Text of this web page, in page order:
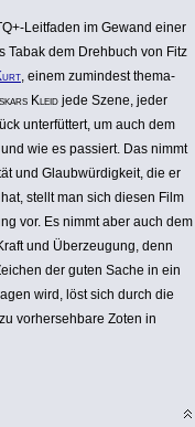
Leitfaden im Gewand einer
Tabak dem Drehbuch von Fitz
, einem zumindest thema­
Kleid jede Szene, jeder
unter­füt­tert, um auch dem
wie es passiert. Das nimmt
und Glaub­wür­dig­keit, die er
stellt man sich diesen Film
vor. Es nimmt aber auch dem
und Über­zeu­gung, denn
der guten Sache in ein
wird, löst sich durch die
vorher­seh­bare Zoten in